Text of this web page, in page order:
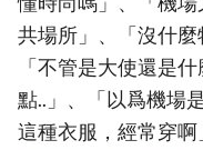
共場所」、「沒什麼
「不管是大使還是
點..」、「以爲機場
這種衣服，經常穿啊